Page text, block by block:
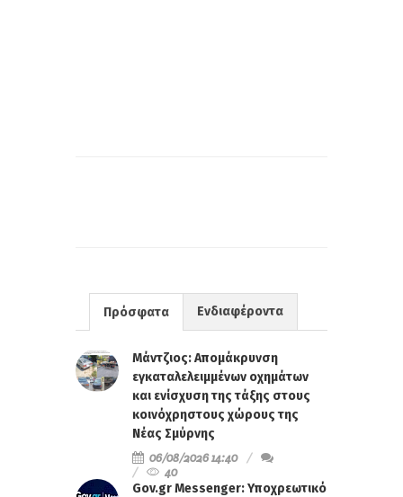
Πρόσφατα Ενδιαφέροντα
Μάντζιος: Απομάκρυνση
εγκαταλελειμμένων οχημάτων
και ενίσχυση της τάξης στους
κοινόχρηστους χώρους της
Νέας Σμύρνης
06/08/2026 14:40
40
Gov.gr Messenger: Υποχρεωτικό